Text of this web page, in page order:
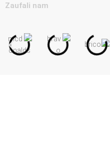
Zaufali nam